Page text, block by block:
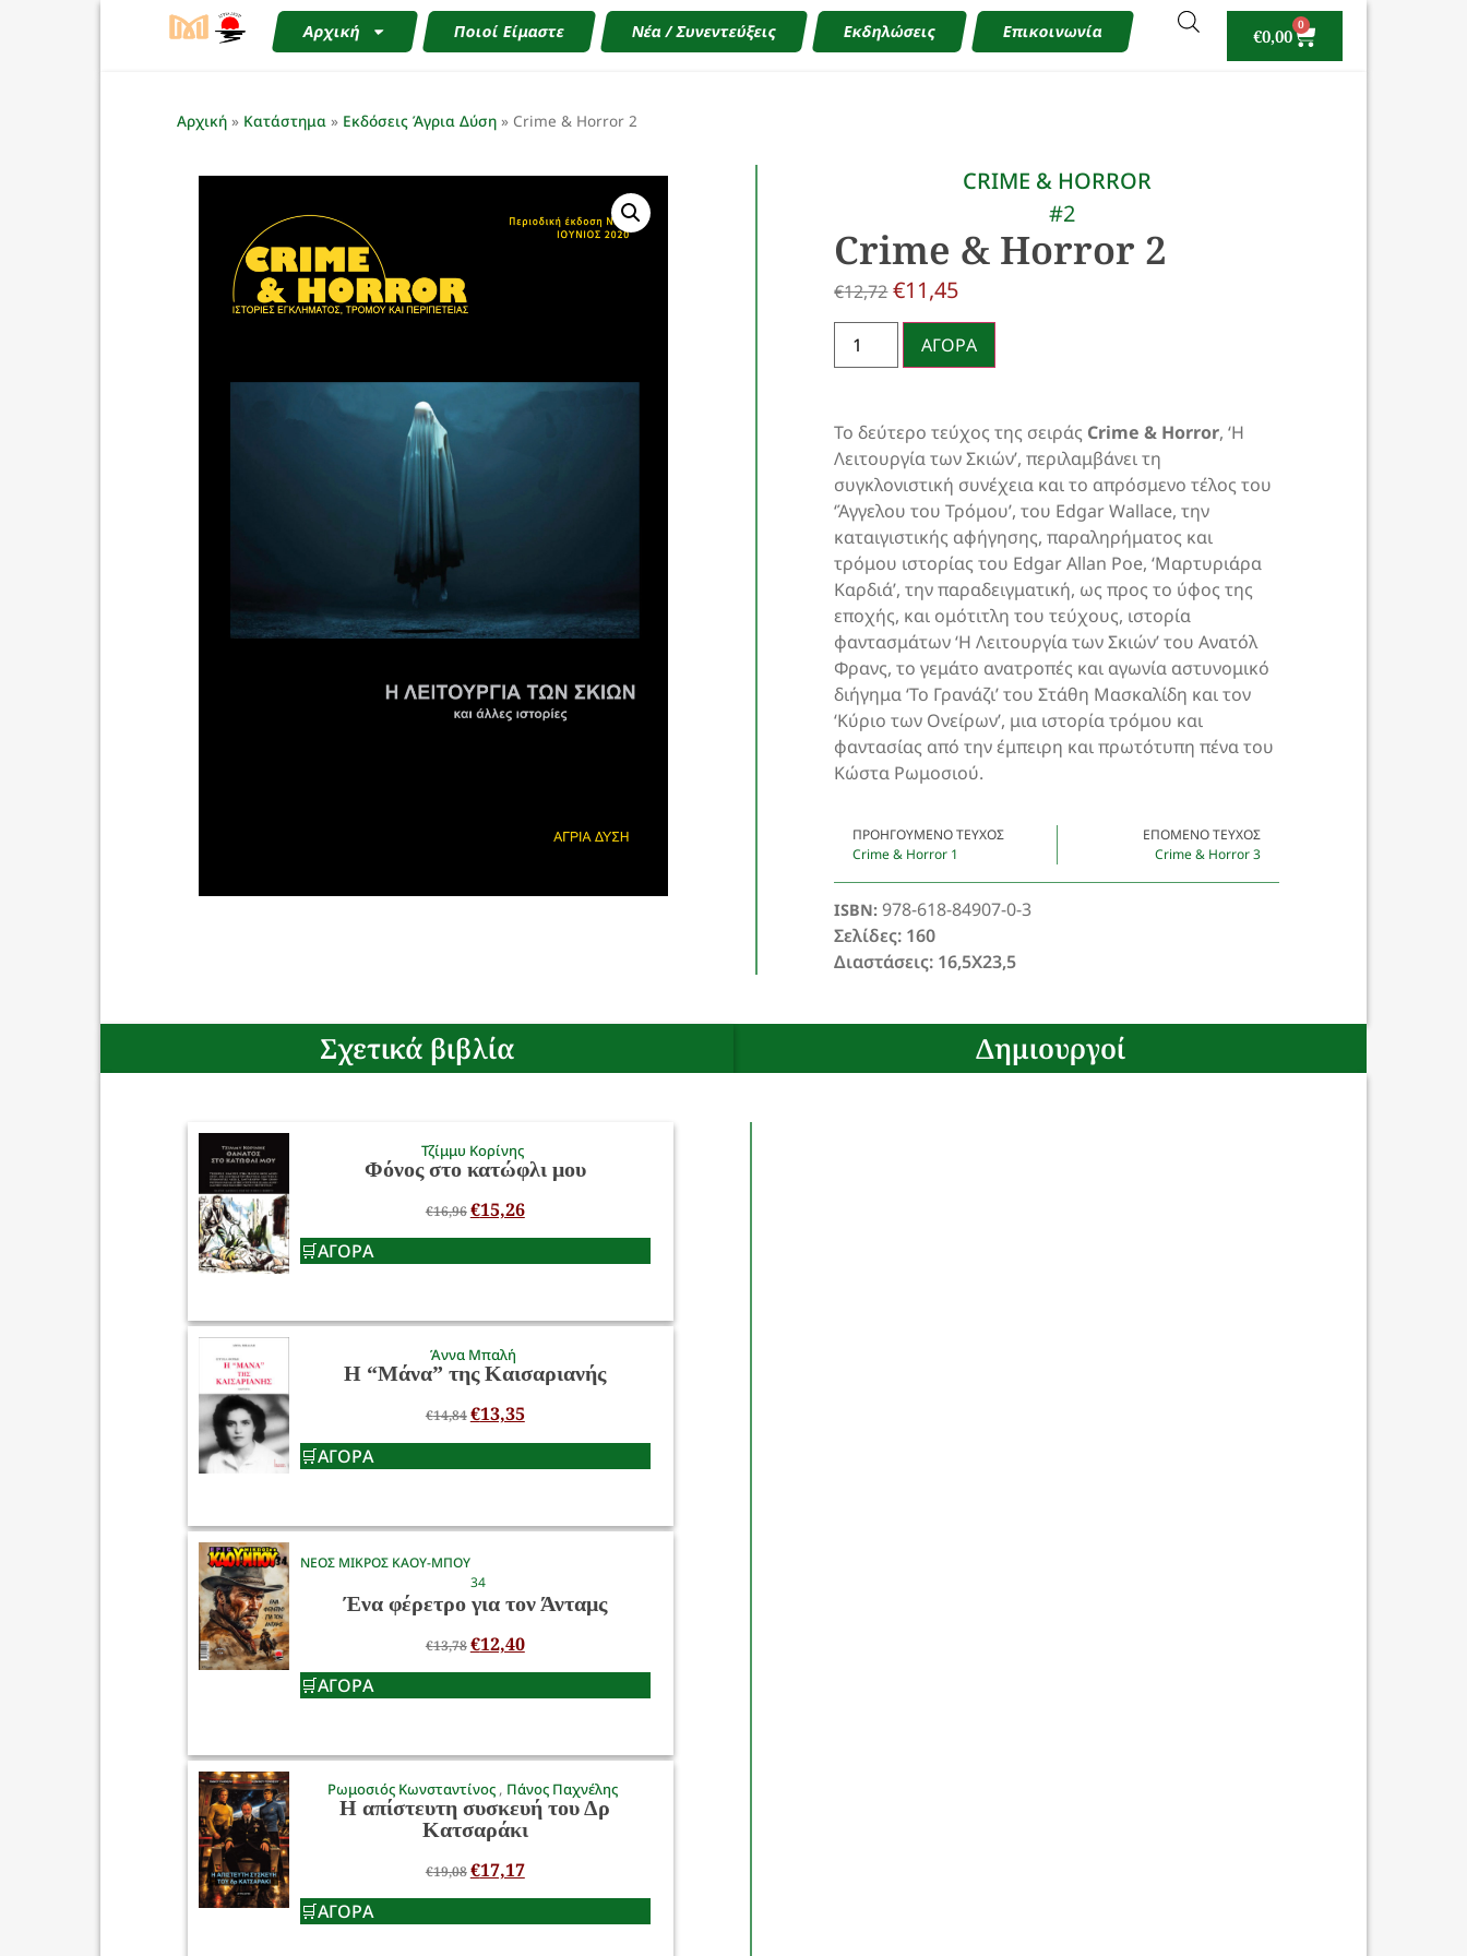
Αρχική Ποιοί Είμαστε Νέα / Συνεντεύξεις Εκδηλώσεις Επικοινωνία €0,00
0
Αρχική » Κατάστημα » Εκδόσεις Άγρια Δύση » Crime & Horror 2
CRIME & HORROR
#2
Crime & Horror 2
€12,72 €11,45
ΑΓΟΡΑ
Το δεύτερο τεύχος της σειράς Crime & Horror, ‘Η
Λειτουργία των Σκιών’, περιλαμβάνει τη
συγκλονιστική συνέχεια και το απρόσμενο τέλος του
‘Άγγελου του Τρόμου’, του Edgar Wallace, την
καταιγιστικής αφήγησης, παραληρήματος και
τρόμου ιστορίας του Edgar Allan Poe, ‘Μαρτυριάρα
Καρδιά’, την παραδειγματική, ως προς το ύφος της
εποχής, και ομότιτλη του τεύχους, ιστορία
φαντασμάτων ‘Η Λειτουργία των Σκιών’ του Ανατόλ
Φρανς, το γεμάτο ανατροπές και αγωνία αστυνομικό
διήγημα ‘Το Γρανάζι’ του Στάθη Μασκαλίδη και τον
‘Κύριο των Ονείρων’, μια ιστορία τρόμου και
φαντασίας από την έμπειρη και πρωτότυπη πένα του
Κώστα Ρωμοσιού.
ΠΡΟΗΓΟΎΜΕΝΟ ΤΕΎΧΟΣ
Crime & Horror 1
ΕΠΌΜΕΝΟ ΤΕΎΧΟΣ
Crime & Horror 3
ISBN:978-618-84907-0-3
Σελίδες: 160
Διαστάσεις: 16,5Χ23,5
Σχετικά βιβλία Δημιουργοί
Τζίμμυ Κορίνης
Φόνος στο κατώφλι μου
€16,96€15,26
ΑΓΟΡΑ
Άννα Μπαλή
Η “Μάνα” της Καισαριανής
€14,84€13,35
ΑΓΟΡΑ
ΝΕΟΣ ΜΙΚΡΟΣ ΚΑΟΥ-ΜΠΟΥ
34
Ένα φέρετρο για τον Άνταμς
€13,78€12,40
ΑΓΟΡΑ
Ρωμοσιός Κωνσταντίνος Πάνος Παχνέλης
Η απίστευτη συσκευή του Δρ
Κατσαράκι
€19,08€17,17
ΑΓΟΡΑ